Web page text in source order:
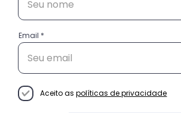
Conheça as histórias
Email
Aceito as políticas de privacidade